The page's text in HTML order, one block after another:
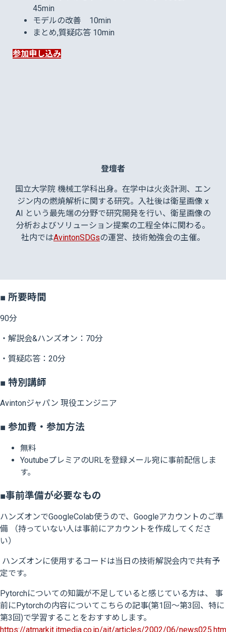
45min
モデルの改善 10min
まとめ,質疑応答 10min
参加申し込み
登壇者
国立大学院 機械工学科出身。在学中は火炎計測、エン
ジン内の燃焼解析に関する研究。入社後は衛星画像 x
AI という最先端の分野で研究開発を行い、衛星画像の
分析およびソリューション提案の工程全体に関わる。
社内ではAvintonSDGsの運営、技術勉強会の主催。
■ 所要時間
90分
・解説会&ハンズオン：70分
・質疑応答：20分
■ 特別講師
Avintonジャパン 現役エンジニア
■ 参加費・参加方法
無料
YoutubeプレミアのURLを登録メール宛に事前配信しま
す。
■事前準備が必要なもの
ハンズオンでGoogleColab使うので、Googleアカウントのご準
備 （持っていない人は事前にアカウントを作成してくださ
い）
ハンズオンに使用するコードは当日の技術解説会内で共有予
定です。
Pytorchについての知識が不足していると感じている方は、 事
前にPytorchの内容についてこちらの記事(第1回〜第3回、特に
第3回)で学習することをおすすめします。
https://atmarkit.itmedia.co.jp/ait/articles/2002/06/